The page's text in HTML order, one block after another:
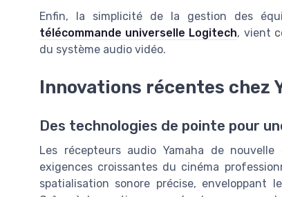
Enfin, la simplicité de la gestion des
télécommande universelle Logitech, vient
du système audio vidéo.
Innovations récentes chez
Des technologies de pointe pour
Les récepteurs audio Yamaha de
exigences croissantes du cinéma
spatialisation sonore précise, enveloppant